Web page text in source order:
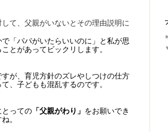
て、父親がいないとその理由説明に
「パパがいたらいいのに」と私が思
とがあってビックリします。
が、育児方針のズレやしつけの仕方
、子どもも混乱するのです。
とっての 「父親がわり」
をお願いでき
。